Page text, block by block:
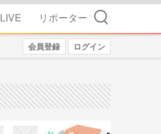
LIVE リポーター 検索
会員登録 ログイン